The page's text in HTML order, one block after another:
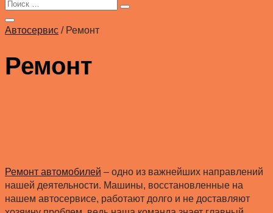
Автосервис / Ремонт
Ремонт
Ремонт автомобилей – одно из важнейших направлений
нашей деятельности. Машины, восстановленные на
нашем автосервисе, работают долго и не доставляют